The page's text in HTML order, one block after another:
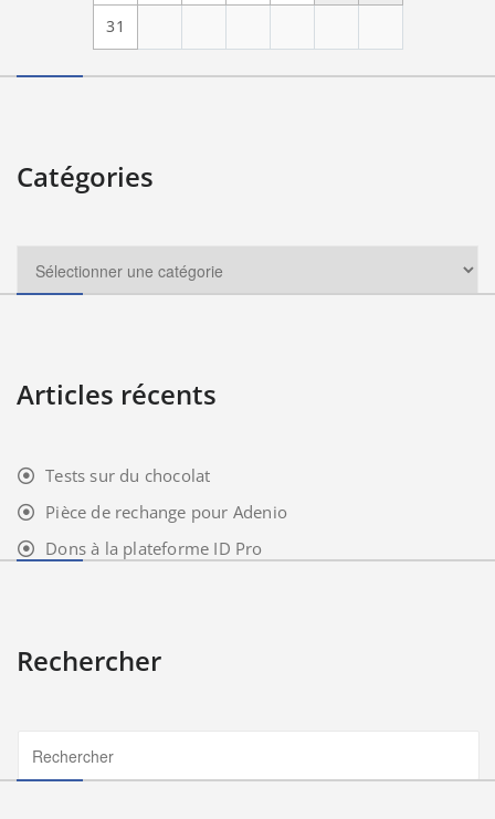
31
Catégories
Articles récents
Tests sur du chocolat
Pièce de rechange pour Adenio
Dons à la plateforme ID Pro
Rechercher